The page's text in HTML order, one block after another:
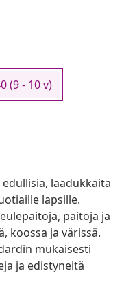
(9 - 10 v)
laadukkaita
lapsille.
paitoja ja
koossa ja värissä.
mukaisesti
ja edistyneitä